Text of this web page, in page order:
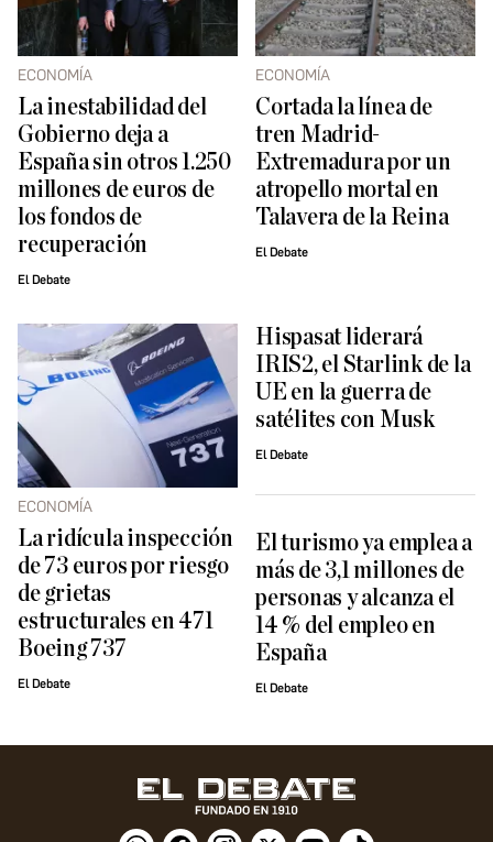
ECONOMÍA
La inestabilidad del
Gobierno deja a
España sin otros 1.250
millones de euros de
los fondos de
recuperación
El Debate
ECONOMÍA
Cortada la línea de
tren Madrid-
Extremadura por un
atropello mortal en
Talavera de la Reina
El Debate
ECONOMÍA
La ridícula inspección
de 73 euros por riesgo
de grietas
estructurales en 471
Boeing 737
El Debate
Hispasat liderará
IRIS2, el Starlink de la
UE en la guerra de
satélites con Musk
El Debate
El turismo ya emplea a
más de 3,1 millones de
personas y alcanza el
14 % del empleo en
España
El Debate